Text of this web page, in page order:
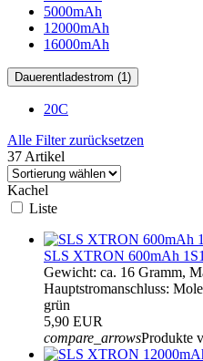
5000mAh
12000mAh
16000mAh
Dauerentladestrom (1)
20C
Alle Filter zurücksetzen
37 Artikel
Kachel
Liste
SLS XTRON 600mAh
Gewicht: ca. 16 Gramm,
Hauptstromanschluss:
grün
5,90 EUR
compare_arrowsProdukte